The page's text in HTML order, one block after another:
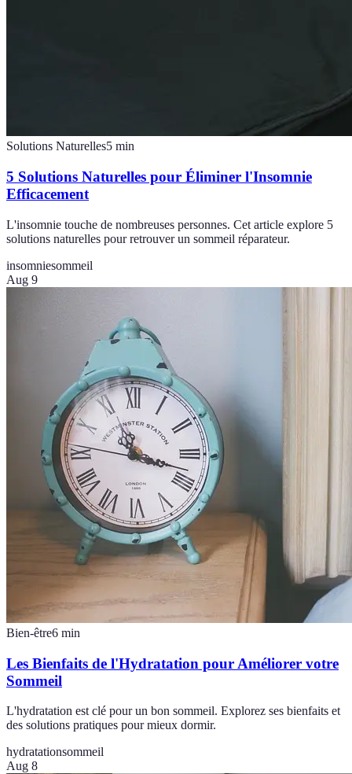
Solutions Naturelles5 min
5 Solutions Naturelles pour Éliminer l'Insomnie
Efficacement
L'insomnie touche de nombreuses personnes. Cet article explore 5
solutions naturelles pour retrouver un sommeil réparateur.
insomniesommeil
Aug 9
Bien-être6 min
Les Bienfaits de l'Hydratation pour Améliorer votre
Sommeil
L'hydratation est clé pour un bon sommeil. Explorez ses bienfaits et
des solutions pratiques pour mieux dormir.
hydratationsommeil
Aug 8